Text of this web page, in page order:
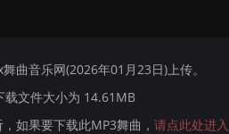
曲音乐网(2026年01月23日)上传。
载文件大小为 14.61MB
如果要下载此MP3舞曲， 请点此处进入